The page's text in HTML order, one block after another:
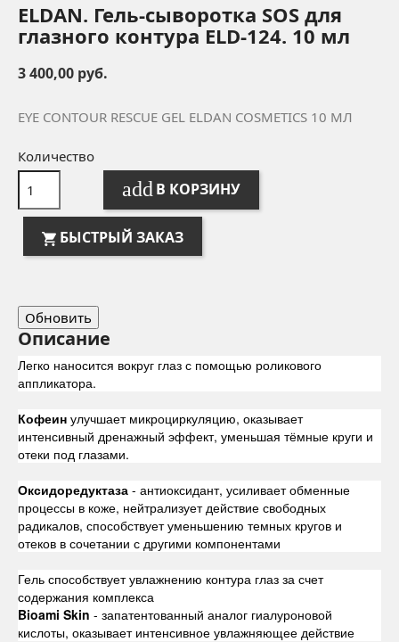
ELDAN. Гель-сыворотка SOS для
глазного контура ELD-124. 10 мл
3 400,00 руб.
EYE CONTOUR RESCUE GEL ELDAN COSMETICS 10 МЛ
Количество
add В КОРЗИНУ
БЫСТРЫЙ ЗАКАЗ
Описание
Легко наносится вокруг глаз с помощью роликового
аппликатора.
Кофеин улучшает микроциркуляцию, оказывает
интенсивный дренажный эффект, уменьшая тёмные круги и
отеки под глазами.
Оксидоредуктаза - антиоксидант, усиливает обменные
процессы в коже, нейтрализует действие свободных
радикалов, способствует уменьшению темных кругов и
отеков в сочетании с другими компонентами
Гель способствует увлажнению контура глаз за счет
содержания комплекса
Bioami Skin - запатентованный аналог гиалуроновой
кислоты, оказывает интенсивное увлажняющее действие